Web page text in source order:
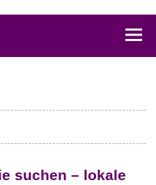
suchen – lokale